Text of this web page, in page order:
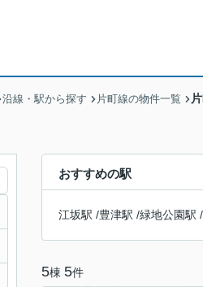
沿線・駅から探す 片町線の物件一覧
おすすめの駅
江坂駅 /豊津駅 /緑地公園駅 /
5棟 5件